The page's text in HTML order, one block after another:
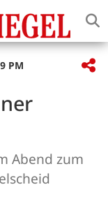
PM
Abend zum